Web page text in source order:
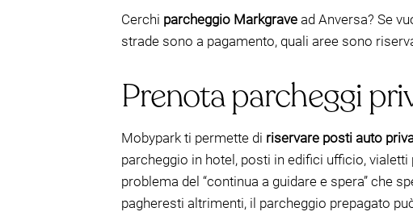
Cerchi parcheggio Markgrave ad Anversa? Se
strade sono a pagamento, quali aree sono
Prenota parcheggi
Mobypark ti permette di riservare posti auto
parcheggio in hotel, posti in edifici ufficio,
problema del “continua a guidare e spera” che
pagheresti altrimenti, il parcheggio prepagato